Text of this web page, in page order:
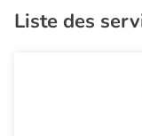
Liste des